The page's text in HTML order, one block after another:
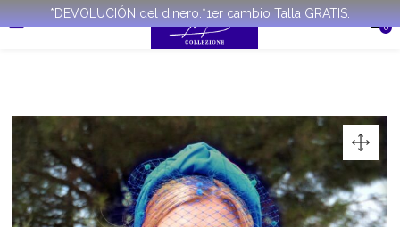
*DEVOLUCIÓN del dinero.*1er cambio Talla GRATIS.
0